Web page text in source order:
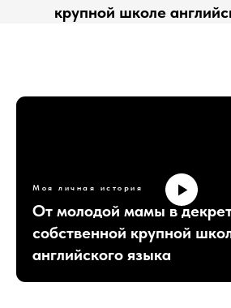
крупной школе
Моя личная история
От молодой мамы в
собственной крупной
английского языка